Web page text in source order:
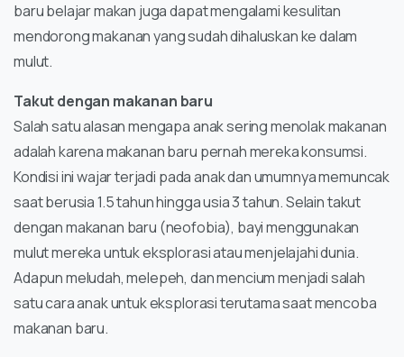
baru belajar makan juga dapat mengalami kesulitan
mendorong makanan yang sudah dihaluskan ke dalam
mulut.
Takut dengan makanan baru
Salah satu alasan mengapa anak sering menolak makanan
adalah karena makanan baru pernah mereka konsumsi.
Kondisi ini wajar terjadi pada anak dan umumnya memuncak
saat berusia 1.5 tahun hingga usia 3 tahun. Selain takut
dengan makanan baru (neofobia), bayi menggunakan
mulut mereka untuk eksplorasi atau menjelajahi dunia.
Adapun meludah, melepeh, dan mencium menjadi salah
satu cara anak untuk eksplorasi terutama saat mencoba
makanan baru.